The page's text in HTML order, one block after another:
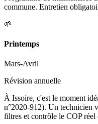
commune. Entretien
🌱
Printemps
Mars-Avril
Révision annuelle
À Issoire, c'est le moment
n°2020-912). Un technicien
filtres et contrôle le COP